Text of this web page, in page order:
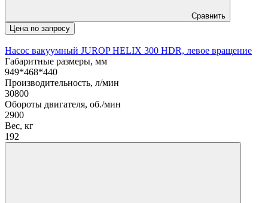
Сравнить
Цена по запросу
Насос вакуумный JUROP HELIX 300 HDR, левое вращение
Габаритные размеры, мм
949*468*440
Производительность, л/мин
30800
Обороты двигателя, об./мин
2900
Вес, кг
192